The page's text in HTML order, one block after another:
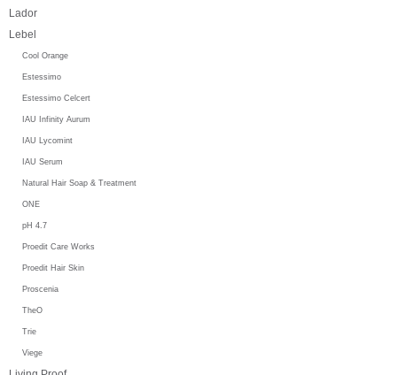
Lador
Lebel
Cool Orange
Estessimo
Estessimo Celcert
IAU Infinity Aurum
IAU Lycomint
IAU Serum
Natural Hair Soap & Treatment
ONE
pH 4.7
Proedit Care Works
Proedit Hair Skin
Proscenia
TheO
Trie
Viege